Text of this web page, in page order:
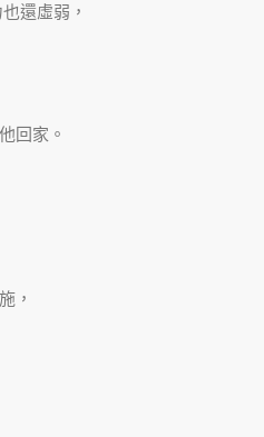
還虛弱，
回家。
，